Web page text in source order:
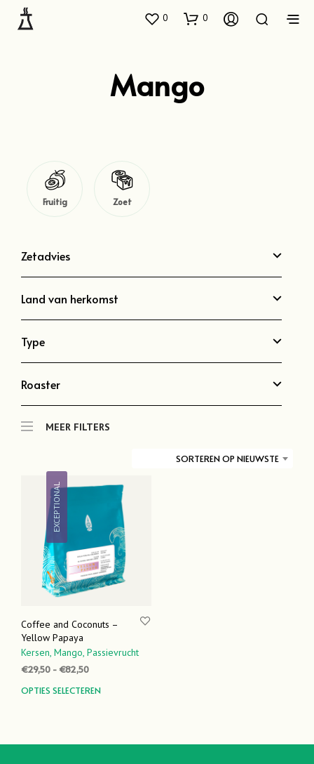
0 0
Mango
Fruitig Zoet
Zetadvies
Land van herkomst
Type
Roaster
MEER FILTERS
SORTEREN OP NIEUWSTE
Coffee and Coconuts –
Yellow Papaya
Kersen, Mango, Passievrucht
€29,50 -€82,50Prijsklasse:
tot
OPTIES SELECTEREN
variaties.
EXCEPTIONAL